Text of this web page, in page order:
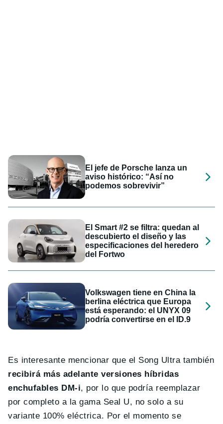
El jefe de Porsche lanza un
aviso histórico: “Así no
podemos sobrevivir”
El Smart #2 se filtra: quedan al
descubierto el diseño y las
especificaciones del heredero
del Fortwo
Volkswagen tiene en China la
berlina eléctrica que Europa
está esperando: el UNYX 09
podría convertirse en el ID.9
Es interesante mencionar que el Song Ultra también
recibirá más adelante versiones híbridas
enchufables DM-i, por lo que podría reemplazar
por completo a la gama Seal U, no solo a su
variante 100% eléctrica. Por el momento se